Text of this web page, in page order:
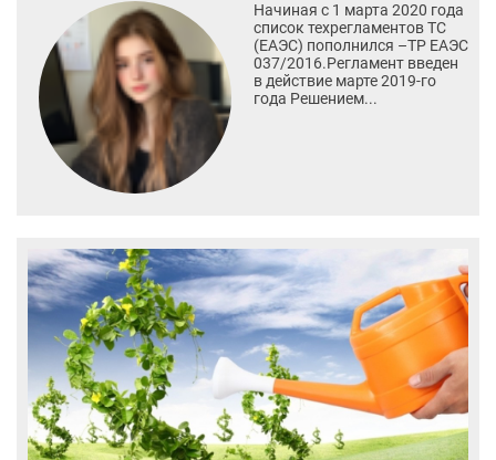
Начиная с 1 марта 2020 года
список техрегламентов ТС
(ЕАЭС) пополнился –ТР ЕАЭС
037/2016.Регламент введен
в действие марте 2019-го
года Решением...